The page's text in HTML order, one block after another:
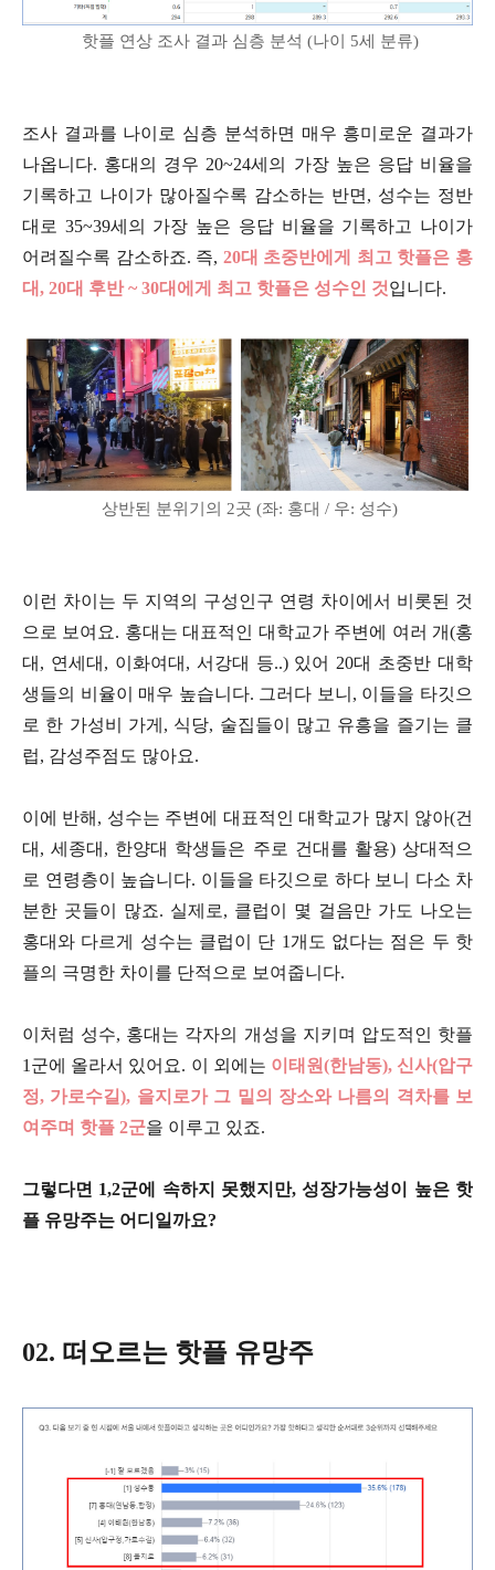
핫플 연상 조사 결과 심층 분석 (나이 5세 분류)
조사 결과를 나이로 심층 분석하면 매우 흥미로운 결과가
나옵니다. 홍대의 경우 20~24세의 가장 높은 응답 비율을
기록하고 나이가 많아질수록 감소하는 반면, 성수는 정반
대로 35~39세의 가장 높은 응답 비율을 기록하고 나이가
어려질수록 감소하죠. 즉, 20대 초중반에게 최고 핫플은 홍
대, 20대 후반 ~ 30대에게 최고 핫플은 성수인 것입니다.
상반된 분위기의 2곳 (좌: 홍대 / 우: 성수)
이런 차이는 두 지역의 구성인구 연령 차이에서 비롯된 것
으로 보여요. 홍대는 대표적인 대학교가 주변에 여러 개(홍
대, 연세대, 이화여대, 서강대 등..) 있어 20대 초중반 대학
생들의 비율이 매우 높습니다. 그러다 보니, 이들을 타깃으
로 한 가성비 가게, 식당, 술집들이 많고 유흥을 즐기는 클
럽, 감성주점도 많아요.
이에 반해, 성수는 주변에 대표적인 대학교가 많지 않아(건
대, 세종대, 한양대 학생들은 주로 건대를 활용) 상대적으
로 연령층이 높습니다. 이들을 타깃으로 하다 보니 다소 차
분한 곳들이 많죠. 실제로, 클럽이 몇 걸음만 가도 나오는
홍대와 다르게 성수는 클럽이 단 1개도 없다는 점은 두 핫
플의 극명한 차이를 단적으로 보여줍니다.
이처럼 성수, 홍대는 각자의 개성을 지키며 압도적인 핫플
1군에 올라서 있어요. 이 외에는 이태원(한남동), 신사(압구
정, 가로수길), 을지로가 그 밑의 장소와 나름의 격차를 보
여주며 핫플 2군을 이루고 있죠.
그렇다면 1,2군에 속하지 못했지만, 성장가능성이 높은 핫
플 유망주는 어디일까요?
02. 떠오르는 핫플 유망주